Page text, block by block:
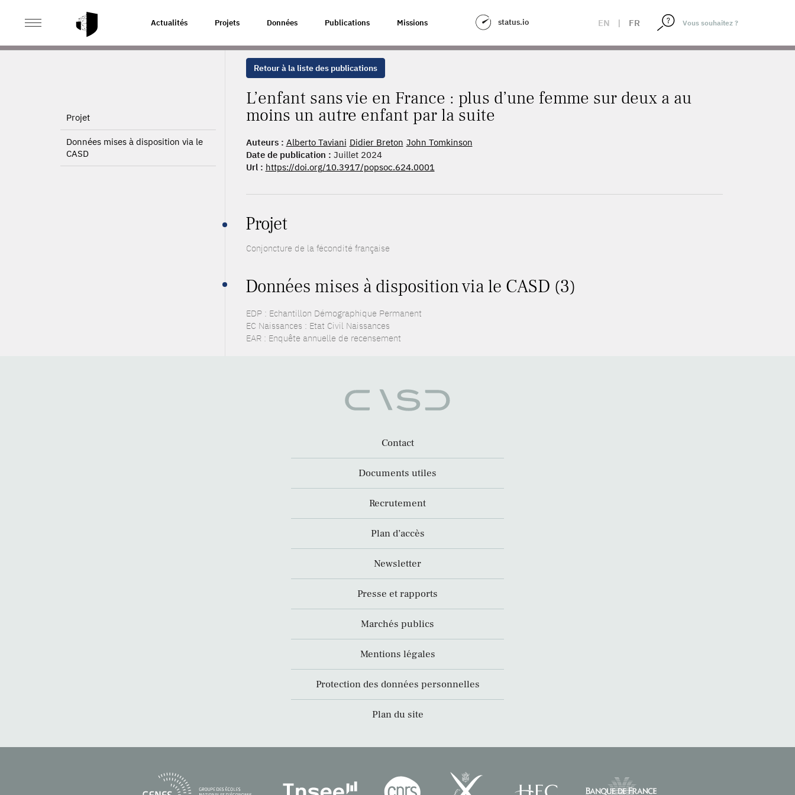
Actualités Projets Données Publications Missions status.io EN | FR
ACCUEIL PUBLICATIONS > L’ENFANT SANS VIE EN FRANCE : PLUS D’UNE FEMME SUR DEUX A AU MOINS UN AUTRE ENFANT PAR LA SUITE
Projet
Données mises à disposition via le
CASD
Retour à la liste des publications
L’enfant sans vie en France : plus d’une femme sur deux a au
moins un autre enfant par la suite
Auteurs : Alberto Taviani Didier Breton John Tomkinson
Date de publication : Juillet 2024
Url : https://doi.org/10.3917/popsoc.624.0001
Projet
Conjoncture de la fécondité française
Données mises à disposition via le CASD (3)
EDP : Echantillon Démographique Permanent
EC Naissances : Etat Civil Naissances
EAR : Enquête annuelle de recensement
Contact
Documents utiles
Recrutement
Plan d’accès
Newsletter
Presse et rapports
Marchés publics
Mentions légales
Protection des données personnelles
Plan du site